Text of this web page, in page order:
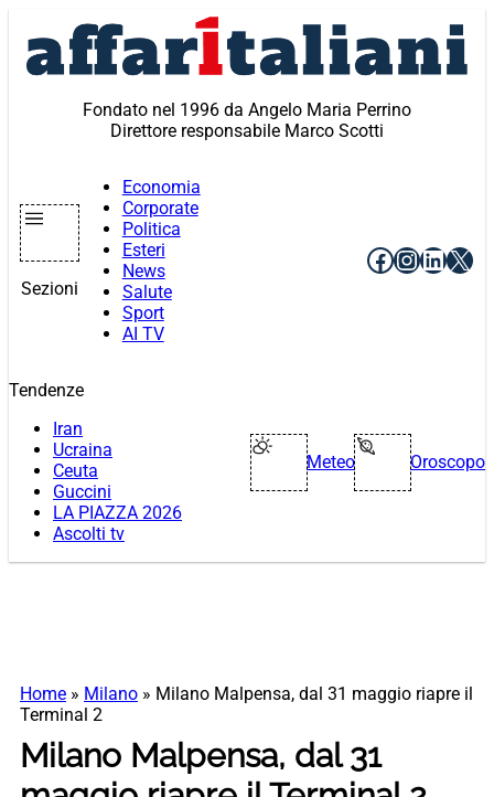
contenuto
Fondato nel 1996 da Angelo Maria Perrino
Direttore responsabile Marco Scotti
Sezioni
Economia
Corporate
Politica
Esteri
News
Salute
Sport
AI TV
Facebook
X
Tendenze
Iran
Ucraina
Ceuta
Guccini
LA PIAZZA 2026
Ascolti tv
Meteo Oroscopo
Home » Milano » Milano Malpensa, dal 31 maggio riapre il
Terminal 2
Milano Malpensa, dal 31